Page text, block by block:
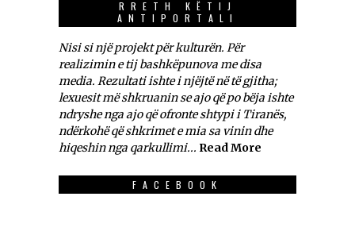
RRETH KËTIJ
ANTIPORTALI
Nisi si një projekt për kulturën. Për
realizimin e tij bashkëpunova me disa
media. Rezultati ishte i njëjtë në të gjitha;
lexuesit më shkruanin se ajo që po bëja ishte
ndryshe nga ajo që ofronte shtypi i Tiranës,
ndërkohë që shkrimet e mia sa vinin dhe
hiqeshin nga qarkullimi... Read More
FACEBOOK